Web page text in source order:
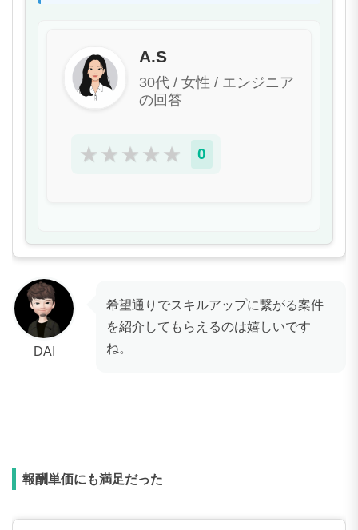
A.S
30代 / 女性 / エンジニア
の回答
★ ★ ★ ★ ★ 0
DAI
希望通りでスキルアップに繋がる案件
を紹介してもらえるのは嬉しいです
ね。
報酬単価にも満足だった